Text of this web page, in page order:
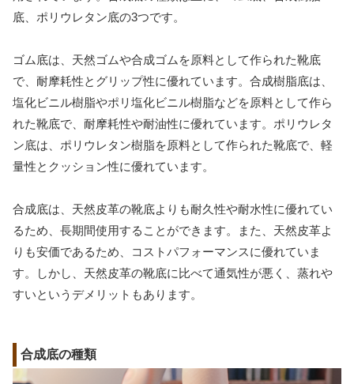
底、ポリウレタン底の3つです。
ゴム底は、天然ゴムや合成ゴムを原料として作られた靴底
で、耐摩耗性とグリップ性に優れています。合成樹脂底は、
塩化ビニル樹脂やポリ塩化ビニル樹脂などを原料として作ら
れた靴底で、耐摩耗性や耐油性に優れています。ポリウレタ
ン底は、ポリウレタン樹脂を原料として作られた靴底で、軽
量性とクッション性に優れています。
合成底は、天然皮革の靴底よりも耐久性や耐水性に優れてい
るため、長期間使用することができます。また、天然皮革よ
りも安価であるため、コストパフォーマンスに優れていま
す。しかし、天然皮革の靴底に比べて通気性が悪く、蒸れや
すいというデメリットもあります。
合成底の種類